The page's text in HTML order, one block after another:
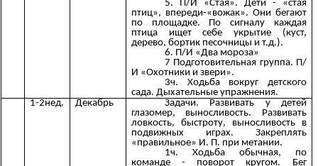
5. П/И «Стая». Дети - «стая
птиц», впереди-«вожак». Они бегают
по площадке. По сигналу каждая
птица ищет себе укрытие (куст,
дерево, бортик песочницы и т.д.).
6. П/И «Два мороза»
7 Подготовительная группа. П/
И «Охотники и звери».
3ч. Ходьба вокруг детского
сада. Дыхательные упражнения.
1-2нед.
Декабрь
Задачи. Развивать у детей
глазомер, выносливость. Развивать
ловкость, быстроту, выносливость в
подвижных играх. Закреплять
«правильное» И. П. при метании.
1ч. Ходьба обычная, по
команде - поворот кругом. Бег